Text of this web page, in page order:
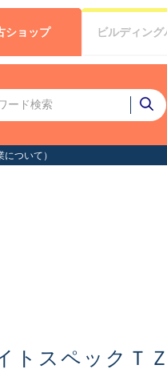
ショップ ビルディング
トスペックＴ